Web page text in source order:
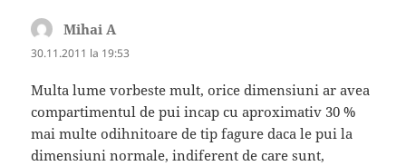
Mihai A
30.11.2011 la 19:53
Multa lume vorbeste mult, orice dimensiuni ar avea
compartimentul de pui incap cu aproximativ 30 %
mai multe odihnitoare de tip fagure daca le pui la
dimensiuni normale, indiferent de care sunt,